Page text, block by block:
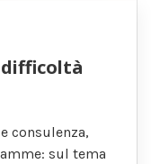
consulenza,
sul tema